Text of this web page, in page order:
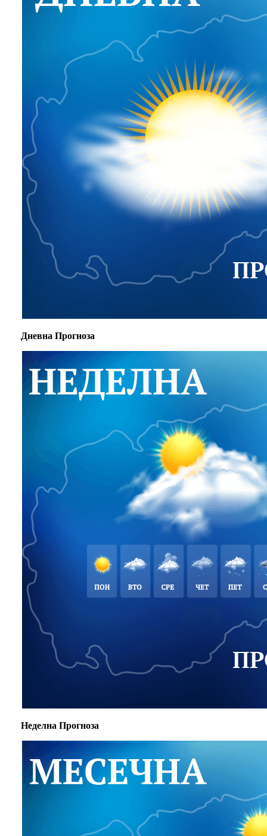
Дневна Прогноза
Неделна Прогноза